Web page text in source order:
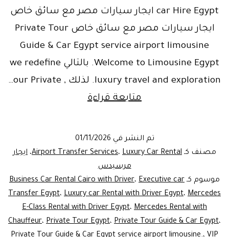
car Hire Egypt ايجار سيارات مصر مع سائق خاص
ايجار سيارات مصر مع سائق خاص Private Tour
Guide & Car Egypt service airport limousine
Welcome to Limousine Egypt. بالتالي we redefine
luxury travel and exploration. لذلك , our Private…
متابعة قراءةLuxury
Hire
|
Tour
Guide
&
تم النشر في 01/11/2026
مصنف كـ
Airport Transfer Services، Luxury Car Rental ، ايجار
مرسيدس
موسوم كـ
Business Car Rental Cairo with Driver، Executive car
Transfer Egypt، Luxury car Rental with Driver Egypt، Mercedes
E-Class Rental with Driver Egypt، Mercedes Rental with
Chauffeur، Private Tour Egypt، Private Tour Guide & Car Egypt،